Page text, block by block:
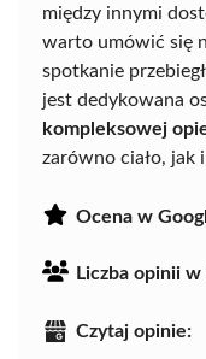
między innymi
warto umówić się
spotkanie
jest dedykowana
kompleksowej
zarówno ciało, jak i
Ocena w
Liczba opinii w
Czytaj opinie: